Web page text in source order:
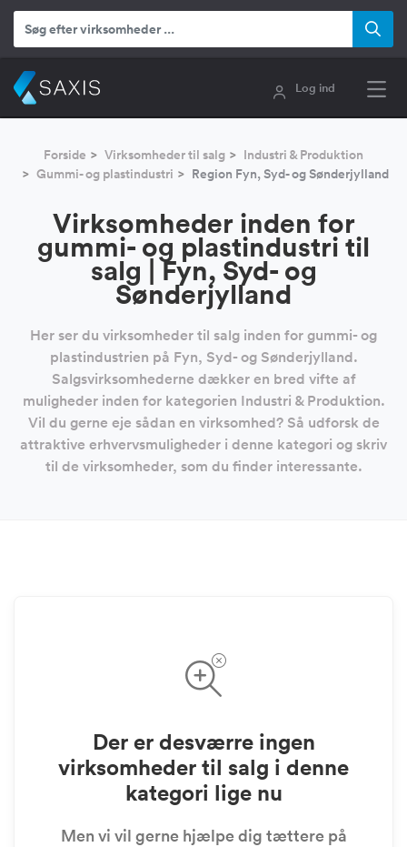
Log ind
Forside Virksomheder til salg
Industri & Produktion
Gummi- og plastindustri
Region Fyn, Syd- og Sønderjylland
Virksomheder inden for
gummi- og plastindustri til
salg | Fyn, Syd- og
Sønderjylland
Her ser du virksomheder til salg inden for gummi- og
plastindustrien på Fyn, Syd- og Sønderjylland.
Salgsvirksomhederne dækker en bred vifte af
muligheder inden for kategorien Industri & Produktion.
Vil du gerne eje sådan en virksomhed? Så udforsk de
attraktive erhvervsmuligheder i denne kategori og skriv
til de virksomheder, som du finder interessante.
Der er desværre ingen
virksomheder til salg i denne
kategori lige nu
Men vi vil gerne hjælpe dig tættere på